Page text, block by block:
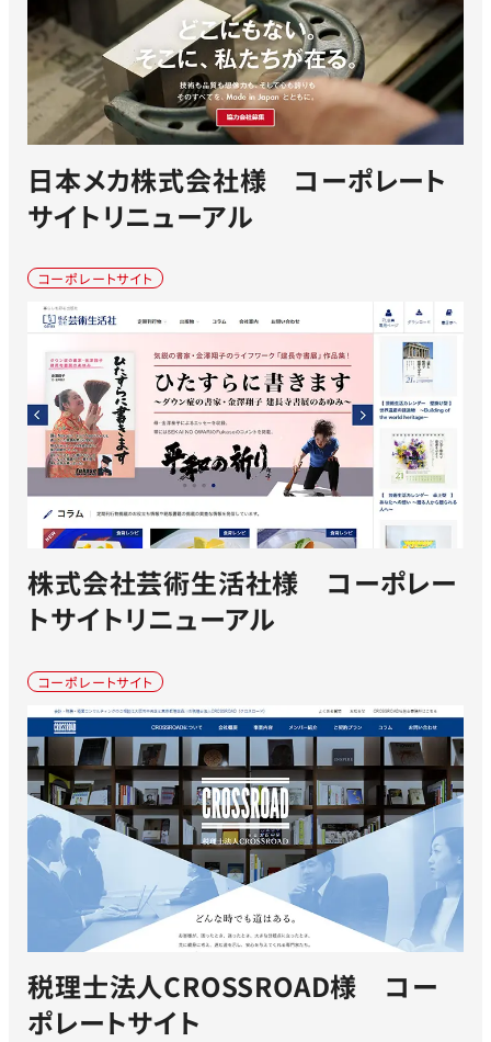
日本メカ株式会社様 コーポレート
サイトリニューアル
コーポレートサイト
株式会社芸術生活社様 コーポレー
トサイトリニューアル
コーポレートサイト
税理士法人CROSSROAD様 コー
ポレートサイト